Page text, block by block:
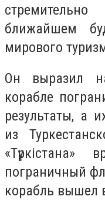
ближайшем
мирового
Он выразил
корабле
результаты, а
из
«Түркістана»
пограничный
корабль вышел